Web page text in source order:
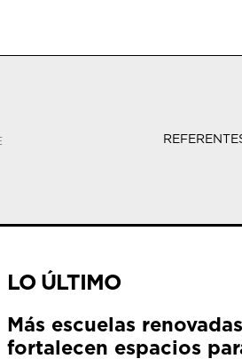
LO ÚLTIMO
Más escuelas
fortalecen espacios